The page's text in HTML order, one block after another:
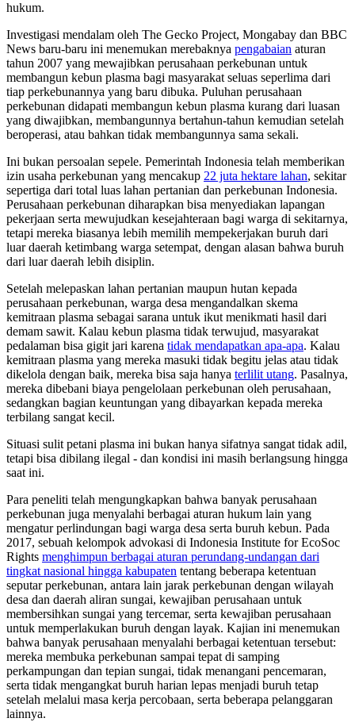
hukum.
Investigasi mendalam oleh The Gecko Project, Mongabay dan BBC
News baru-baru ini menemukan merebaknya pengabaian aturan
tahun 2007 yang mewajibkan perusahaan perkebunan untuk
membangun kebun plasma bagi masyarakat seluas seperlima dari
tiap perkebunannya yang baru dibuka. Puluhan perusahaan
perkebunan didapati membangun kebun plasma kurang dari luasan
yang diwajibkan, membangunnya bertahun-tahun kemudian setelah
beroperasi, atau bahkan tidak membangunnya sama sekali.
Ini bukan persoalan sepele. Pemerintah Indonesia telah memberikan
izin usaha perkebunan yang mencakup 22 juta hektare lahan, sekitar
sepertiga dari total luas lahan pertanian dan perkebunan Indonesia.
Perusahaan perkebunan diharapkan bisa menyediakan lapangan
pekerjaan serta mewujudkan kesejahteraan bagi warga di sekitarnya,
tetapi mereka biasanya lebih memilih mempekerjakan buruh dari
luar daerah ketimbang warga setempat, dengan alasan bahwa buruh
dari luar daerah lebih disiplin.
Setelah melepaskan lahan pertanian maupun hutan kepada
perusahaan perkebunan, warga desa mengandalkan skema
kemitraan plasma sebagai sarana untuk ikut menikmati hasil dari
demam sawit. Kalau kebun plasma tidak terwujud, masyarakat
pedalaman bisa gigit jari karena tidak mendapatkan apa-apa. Kalau
kemitraan plasma yang mereka masuki tidak begitu jelas atau tidak
dikelola dengan baik, mereka bisa saja hanya terlilit utang. Pasalnya,
mereka dibebani biaya pengelolaan perkebunan oleh perusahaan,
sedangkan bagian keuntungan yang dibayarkan kepada mereka
terbilang sangat kecil.
Situasi sulit petani plasma ini bukan hanya sifatnya sangat tidak adil,
tetapi bisa dibilang ilegal - dan kondisi ini masih berlangsung hingga
saat ini.
Para peneliti telah mengungkapkan bahwa banyak perusahaan
perkebunan juga menyalahi berbagai aturan hukum lain yang
mengatur perlindungan bagi warga desa serta buruh kebun. Pada
2017, sebuah kelompok advokasi di Indonesia Institute for EcoSoc
Rights menghimpun berbagai aturan perundang-undangan dari
tingkat nasional hingga kabupaten tentang beberapa ketentuan
seputar perkebunan, antara lain jarak perkebunan dengan wilayah
desa dan daerah aliran sungai, kewajiban perusahaan untuk
membersihkan sungai yang tercemar, serta kewajiban perusahaan
untuk memperlakukan buruh dengan layak. Kajian ini menemukan
bahwa banyak perusahaan menyalahi berbagai ketentuan tersebut:
mereka membuka perkebunan sampai tepat di samping
perkampungan dan tepian sungai, tidak menangani pencemaran,
serta tidak mengangkat buruh harian lepas menjadi buruh tetap
setelah melalui masa kerja percobaan, serta beberapa pelanggaran
lainnya.